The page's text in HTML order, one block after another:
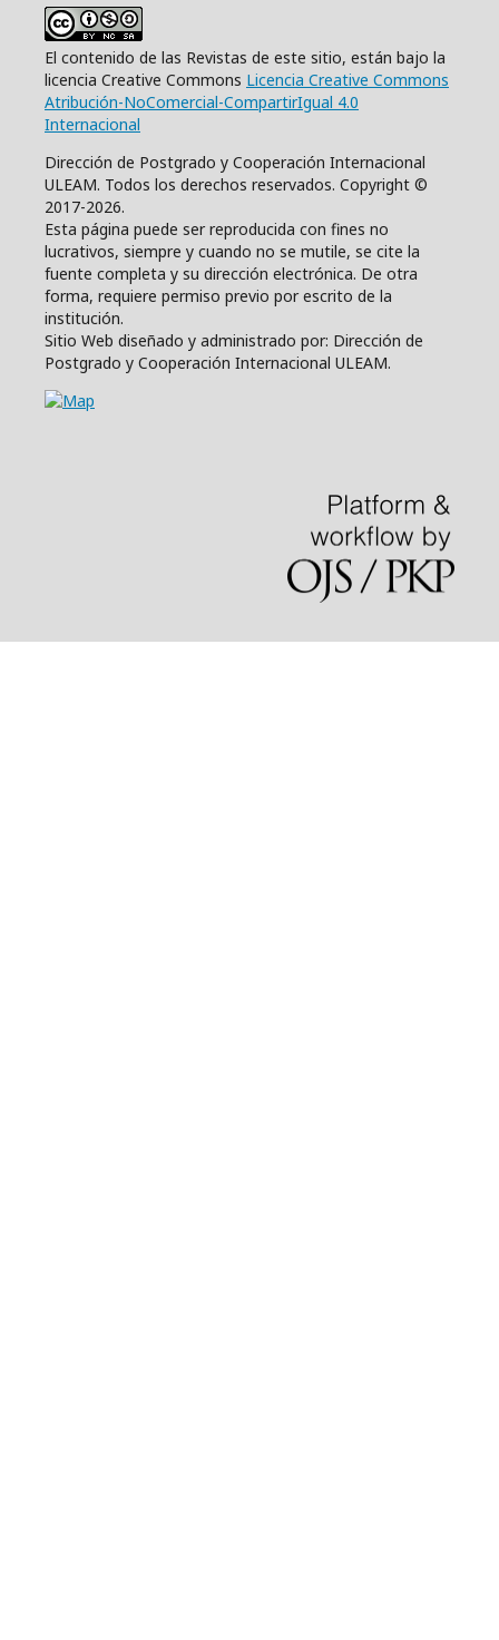
El contenido de las Revistas de este sitio, están bajo la
licencia Creative Commons Licencia Creative Commons
Atribución-NoComercial-CompartirIgual 4.0
Internacional
Dirección de Postgrado y Cooperación Internacional
ULEAM. Todos los derechos reservados. Copyright ©
2017-2026.
Esta página puede ser reproducida con fines no
lucrativos, siempre y cuando no se mutile, se cite la
fuente completa y su dirección electrónica. De otra
forma, requiere permiso previo por escrito de la
institución.
Sitio Web diseñado y administrado por: Dirección de
Postgrado y Cooperación Internacional ULEAM.